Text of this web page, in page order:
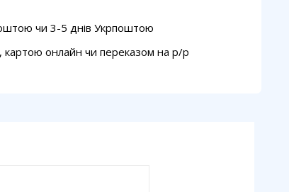
чи 3-5 днів Укрпоштою
картою онлайн чи переказом на p/p